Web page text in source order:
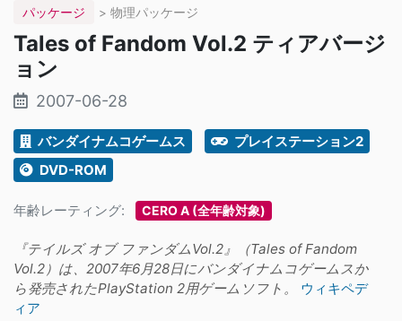
パッケージ > 物理パッケージ
Tales of Fandom Vol.2 ティアバージ
ョン
2007-06-28
バンダイナムコゲームス
プレイステーション2
DVD-ROM
年齢レーティング: CERO A (全年齢対象)
『テイルズ オブ ファンダムVol.2』（Tales of Fandom
Vol.2）は、2007年6月28日にバンダイナムコゲームスか
ら発売されたPlayStation 2用ゲームソフト。
ウィキペデ
ィア